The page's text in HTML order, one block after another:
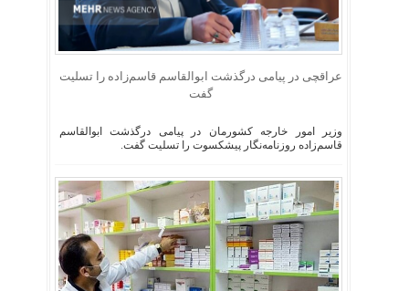
عراقچی در پیامی درگذشت ابوالقاسم قاسم‌زاده را تسلیت
گفت
وزیر امور خارجه کشورمان در پیامی درگذشت ابوالقاسم
قاسم‌زاده روزنامه‌نگار پیشکسوت را تسلیت گفت.